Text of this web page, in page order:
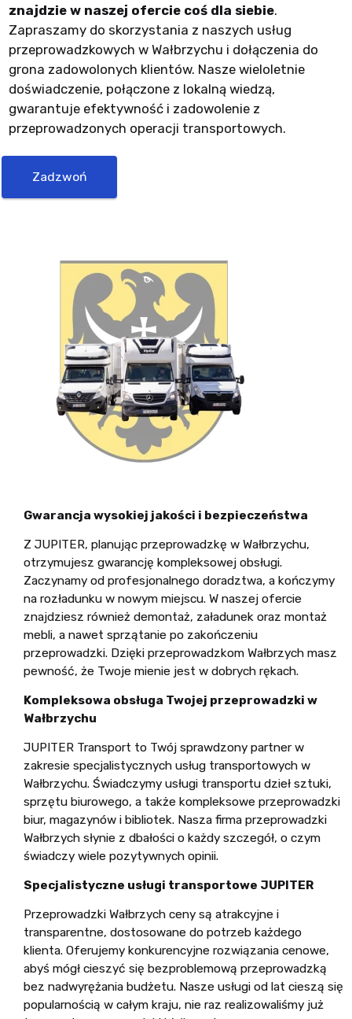
znajdzie w naszej ofercie coś dla siebie.
Zapraszamy do skorzystania z naszych usług
przeprowadzkowych w Wałbrzychu i dołączenia do
grona zadowolonych klientów. Nasze wieloletnie
doświadczenie, połączone z lokalną wiedzą,
gwarantuje efektywność i zadowolenie z
przeprowadzonych operacji transportowych.
Zadzwoń
Gwarancja wysokiej jakości i bezpieczeństwa
Z JUPITER, planując przeprowadzkę w Wałbrzychu,
otrzymujesz gwarancję kompleksowej obsługi.
Zaczynamy od profesjonalnego doradztwa, a kończymy
na rozładunku w nowym miejscu. W naszej ofercie
znajdziesz również demontaż, załadunek oraz montaż
mebli, a nawet sprzątanie po zakończeniu
przeprowadzki. Dzięki przeprowadzkom Wałbrzych masz
pewność, że Twoje mienie jest w dobrych rękach.
Kompleksowa obsługa Twojej przeprowadzki w
Wałbrzychu
JUPITER Transport to Twój sprawdzony partner w
zakresie specjalistycznych usług transportowych w
Wałbrzychu. Świadczymy usługi transportu dzieł sztuki,
sprzętu biurowego, a także kompleksowe przeprowadzki
biur, magazynów i bibliotek. Nasza firma przeprowadzki
Wałbrzych słynie z dbałości o każdy szczegół, o czym
świadczy wiele pozytywnych opinii.
Specjalistyczne usługi transportowe JUPITER
Przeprowadzki Wałbrzych ceny są atrakcyjne i
transparentne, dostosowane do potrzeb każdego
klienta. Oferujemy konkurencyjne rozwiązania cenowe,
abyś mógł cieszyć się bezproblemową przeprowadzką
bez nadwyrężania budżetu. Nasze usługi od lat cieszą się
popularnością w całym kraju, nie raz realizowaliśmy już